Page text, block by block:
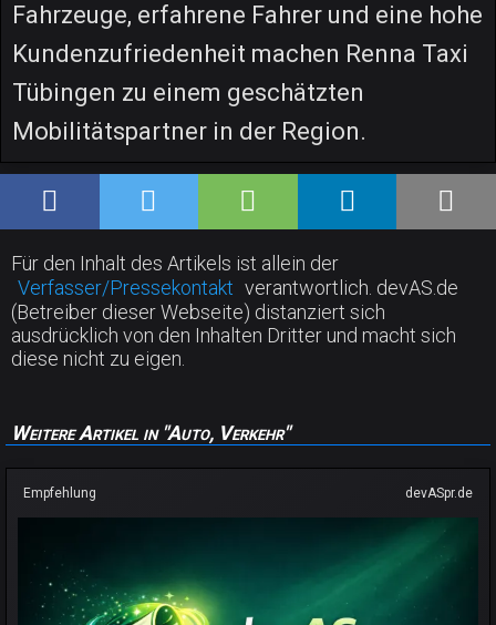
Fahrzeuge, erfahrene Fahrer und eine hohe
Kundenzufriedenheit machen Renna Taxi
Tübingen zu einem geschätzten
Mobilitätspartner in der Region.
Für den Inhalt des Artikels ist allein der
Verfasser/Pressekontakt verantwortlich. devAS.de
(Betreiber dieser Webseite) distanziert sich
ausdrücklich von den Inhalten Dritter und macht sich
diese nicht zu eigen.
Weitere Artikel in "Auto, Verkehr"
Empfehlung devASpr.de